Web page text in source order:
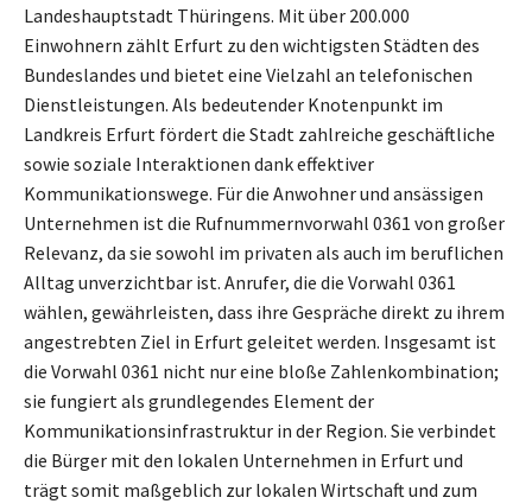
Landeshauptstadt Thüringens. Mit über 200.000
Einwohnern zählt Erfurt zu den wichtigsten Städten des
Bundeslandes und bietet eine Vielzahl an telefonischen
Dienstleistungen. Als bedeutender Knotenpunkt im
Landkreis Erfurt fördert die Stadt zahlreiche geschäftliche
sowie soziale Interaktionen dank effektiver
Kommunikationswege. Für die Anwohner und ansässigen
Unternehmen ist die Rufnummernvorwahl 0361 von großer
Relevanz, da sie sowohl im privaten als auch im beruflichen
Alltag unverzichtbar ist. Anrufer, die die Vorwahl 0361
wählen, gewährleisten, dass ihre Gespräche direkt zu ihrem
angestrebten Ziel in Erfurt geleitet werden. Insgesamt ist
die Vorwahl 0361 nicht nur eine bloße Zahlenkombination;
sie fungiert als grundlegendes Element der
Kommunikationsinfrastruktur in der Region. Sie verbindet
die Bürger mit den lokalen Unternehmen in Erfurt und
trägt somit maßgeblich zur lokalen Wirtschaft und zum